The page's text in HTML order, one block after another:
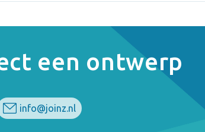
een ontwerp
info@joinz.nl